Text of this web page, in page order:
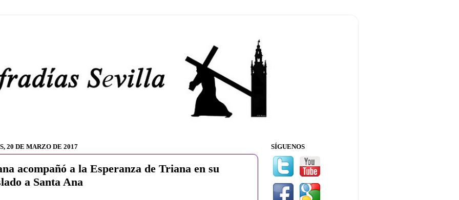
20 DE MARZO DE 2017
acompañó a la Esperanza de Triana en su
a Santa Ana
SÍGUENOS